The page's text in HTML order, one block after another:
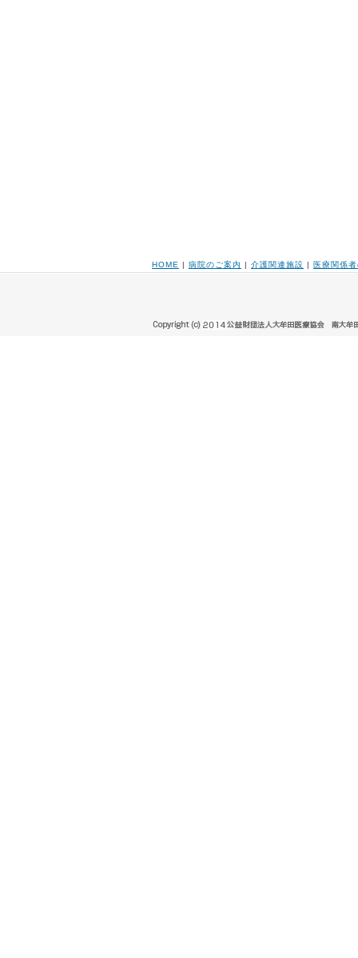
HOME | 病院のご案内 | 介護関連施設 | 医療関係